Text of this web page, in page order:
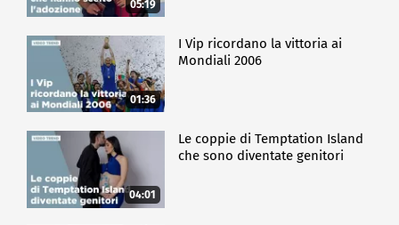
05:19
01:36
I Vip ricordano la vittoria ai
Mondiali 2006
04:01
Le coppie di Temptation Island
che sono diventate genitori